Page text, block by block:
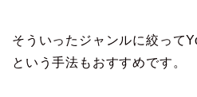
そういったジャンルに絞って
という手法もおすすめです。